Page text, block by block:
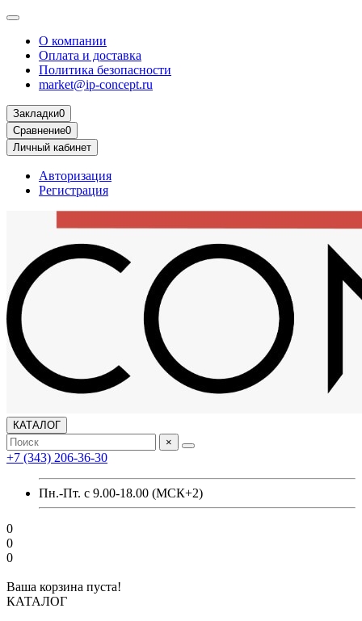
О компании
Оплата и доставка
Политика безопасности
market@ip-concept.ru
Закладки0
Сравнение0
Личный кабинет
Авторизация
Регистрация
КАТАЛОГ
×
+7 (343) 206-36-30
Пн.-Пт. с 9.00-18.00 (МСК+2)
0
0
0
Ваша корзина пуста!
КАТАЛОГ